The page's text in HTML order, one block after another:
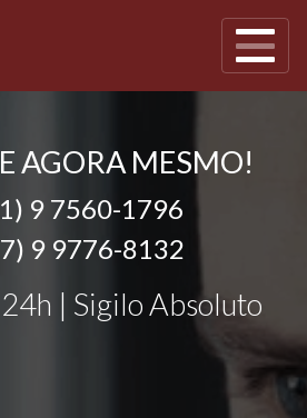
AGORA MESMO!
9 7560-1796
9 9776-8132
| Sigilo Absoluto